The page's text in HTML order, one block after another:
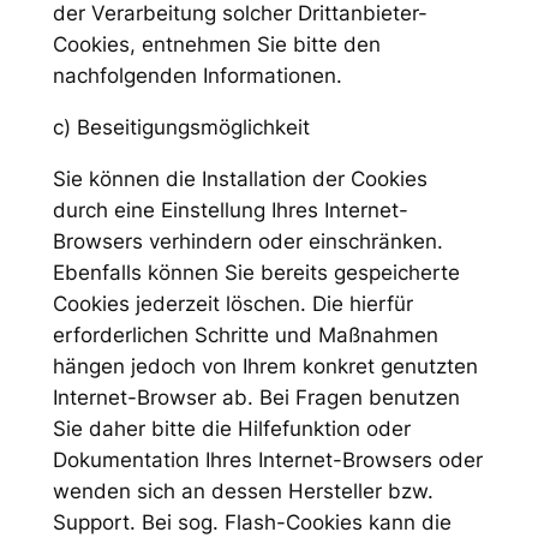
der Verarbeitung solcher Drittanbieter-
Cookies, entnehmen Sie bitte den
nachfolgenden Informationen.
c) Beseitigungsmöglichkeit
Sie können die Installation der Cookies
durch eine Einstellung Ihres Internet-
Browsers verhindern oder einschränken.
Ebenfalls können Sie bereits gespeicherte
Cookies jederzeit löschen. Die hierfür
erforderlichen Schritte und Maßnahmen
hängen jedoch von Ihrem konkret genutzten
Internet-Browser ab. Bei Fragen benutzen
Sie daher bitte die Hilfefunktion oder
Dokumentation Ihres Internet-Browsers oder
wenden sich an dessen Hersteller bzw.
Support. Bei sog. Flash-Cookies kann die